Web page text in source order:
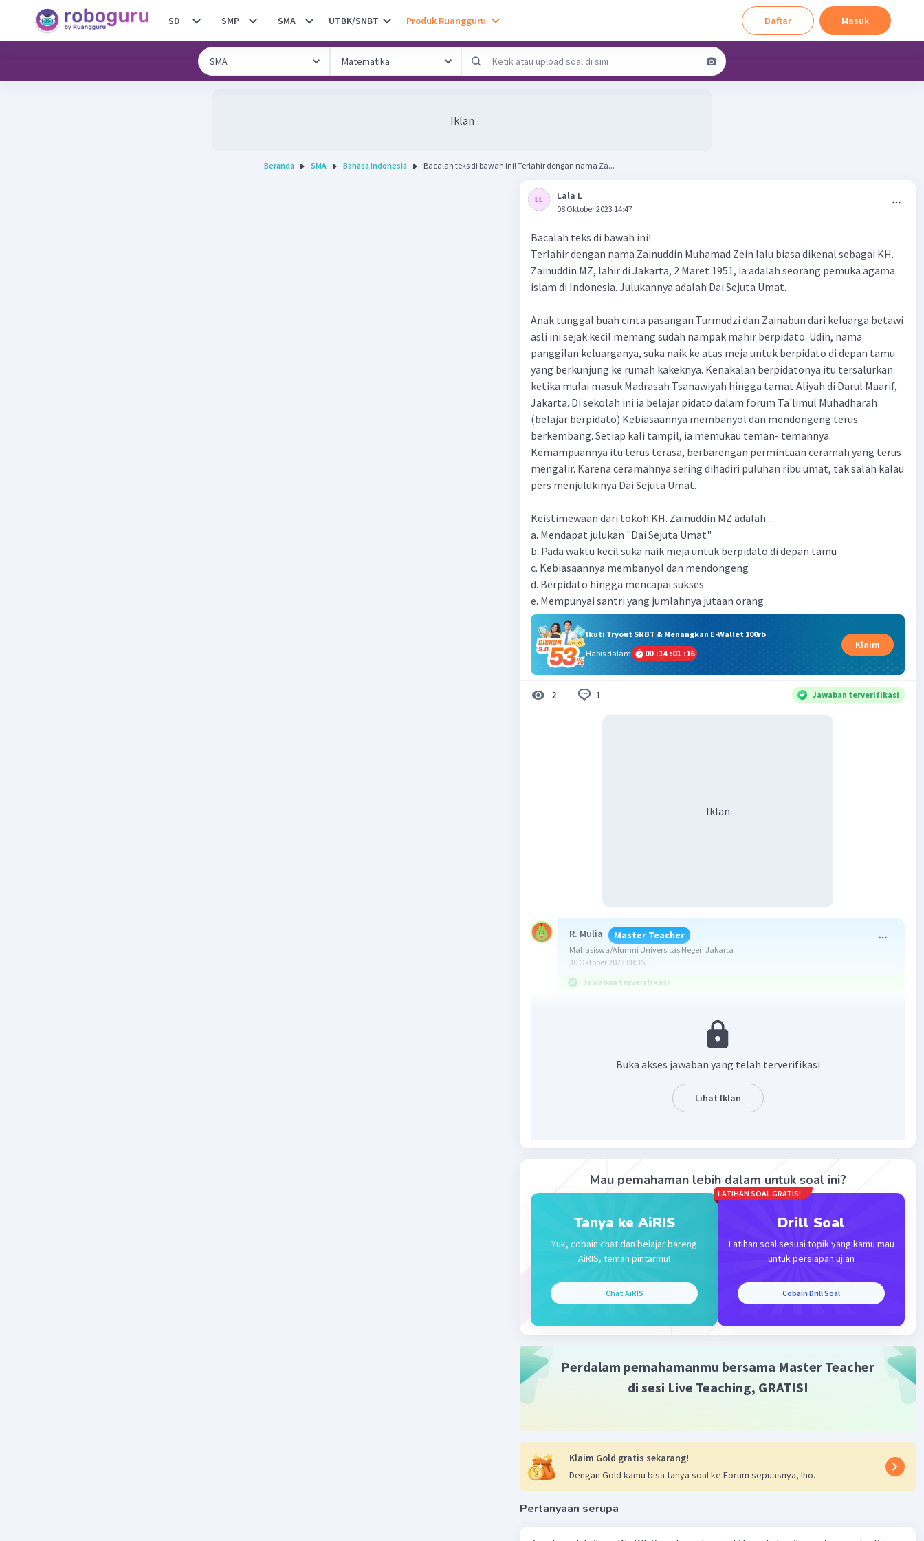
SD SMP SMA UTBK/SNBT Produk Ruangguru Daftar Masuk
Iklan
Beranda SMA Bahasa Indonesia Bacalah teks di bawah ini! Terlahir dengan nama Za...
Lala L
08 Oktober 2023 14:47
Bacalah teks di bawah ini!
Terlahir dengan nama Zainuddin Muhamad Zein lalu biasa dikenal sebagai KH.
Zainuddin MZ, lahir di Jakarta, 2 Maret 1951, ia adalah seorang pemuka agama
islam di Indonesia. Julukannya adalah Dai Sejuta Umat.
Anak tunggal buah cinta pasangan Turmudzi dan Zainabun dari keluarga betawi
asli ini sejak kecil memang sudah nampak mahir berpidato. Udin, nama
panggilan keluarganya, suka naik ke atas meja untuk berpidato di depan tamu
yang berkunjung ke rumah kakeknya. Kenakalan berpidatonya itu tersalurkan
ketika mulai masuk Madrasah Tsanawiyah hingga tamat Aliyah di Darul Maarif,
Jakarta. Di sekolah ini ia belajar pidato dalam forum Ta'limul Muhadharah
(belajar berpidato) Kebiasaannya membanyol dan mendongeng terus
berkembang. Setiap kali tampil, ia memukau teman- temannya.
Kemampuannya itu terus terasa, berbarengan permintaan ceramah yang terus
mengalir. Karena ceramahnya sering dihadiri puluhan ribu umat, tak salah kalau
pers menjulukinya Dai Sejuta Umat.
Keistimewaan dari tokoh KH. Zainuddin MZ adalah ...
a. Mendapat julukan "Dai Sejuta Umat"
b. Pada waktu kecil suka naik meja untuk berpidato di depan tamu
c. Kebiasaannya membanyol dan mendongeng
d. Berpidato hingga mencapai sukses
e. Mempunyai santri yang jumlahnya jutaan orang
Ikuti Tryout SNBT & Menangkan E-Wallet 100rb
Habis dalam
00 :14 :01 :15
Klaim
2 1 Jawaban terverifikasi
Iklan
R. Mulia Master Teacher
Mahasiswa/Alumni Universitas Negeri Jakarta
30 Oktober 2023 08:35
Jawaban terverifikasi
Keistimewaan yang dimiliki tokoh yaitu hal yang dimiliki tokoh
tersebut dan tidak ditemukan pada orang lain.
pengaruhnya dalam masyarakat Islam di Indonesia.
Dengan demikian, jawaban yang tepat adalah pilihan A.
Beri Rating ·0.0(0) Balas
Iklan
Buka akses jawaban yang telah terverifikasi
Lihat Iklan
Mau pemahaman lebih dalam untuk soal ini?
Tanya ke AiRIS
Yuk, cobain chat dan belajar bareng
AiRIS, teman pintarmu!
Chat AiRIS
LATIHAN SOAL GRATIS!
Drill Soal
Latihan soal sesuai topik yang kamu mau
untuk persiapan ujian
Cobain Drill Soal
Perdalam pemahamanmu bersama Master Teacher
di sesi Live Teaching, GRATIS!
Klaim Gold gratis sekarang!
Dengan Gold kamu bisa tanya soal ke Forum sepuasnya, lho.
Pertanyaan serupa